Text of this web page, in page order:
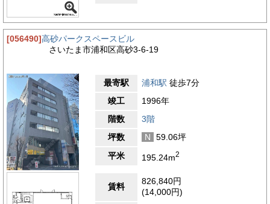
[056490]高砂パークスペースビル
さいたま市浦和区高砂3-6-19
最寄駅 浦和駅 徒歩7分
竣工
1996年
階数
3階
坪数
N
59.06坪
平米
195.24m2
賃料
826,840円
(14,000円)